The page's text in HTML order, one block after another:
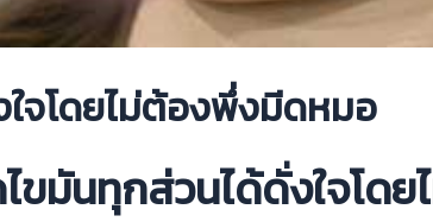
จโดยไม่ต้องพึ่งมีดหมอ
ขมันทุกส่วนได้ดั่งใจโด